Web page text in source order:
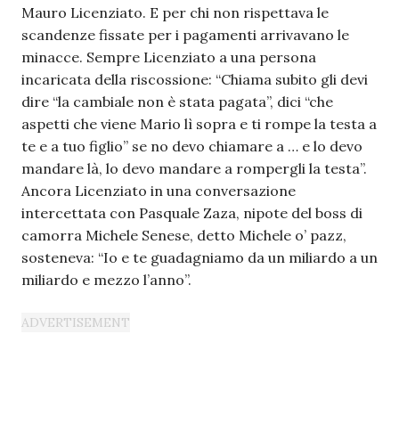
Mauro Licenziato. E per chi non rispettava le
scandenze fissate per i pagamenti arrivavano le
minacce. Sempre Licenziato a una persona
incaricata della riscossione: “Chiama subito gli devi
dire “la cambiale non è stata pagata”, dici “che
aspetti che viene Mario lì sopra e ti rompe la testa a
te e a tuo figlio” se no devo chiamare a … e lo devo
mandare là, lo devo mandare a rompergli la testa”.
Ancora Licenziato in una conversazione
intercettata con Pasquale Zaza, nipote del boss di
camorra Michele Senese, detto Michele o’ pazz,
sosteneva: “Io e te guadagniamo da un miliardo a un
miliardo e mezzo l’anno”.